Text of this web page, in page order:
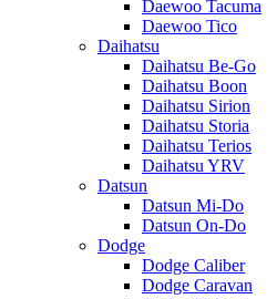
Daewoo Tacuma
Daewoo Tico
Daihatsu
Daihatsu Be-Go
Daihatsu Boon
Daihatsu Sirion
Daihatsu Storia
Daihatsu Terios
Daihatsu YRV
Datsun
Datsun Mi-Do
Datsun On-Do
Dodge
Dodge Caliber
Dodge Caravan